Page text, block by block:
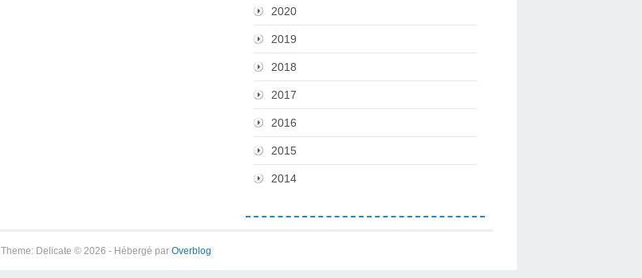
2020
2019
2018
2017
2016
2015
2014
Theme: Delicate © 2026 - Hébergé par Overblog